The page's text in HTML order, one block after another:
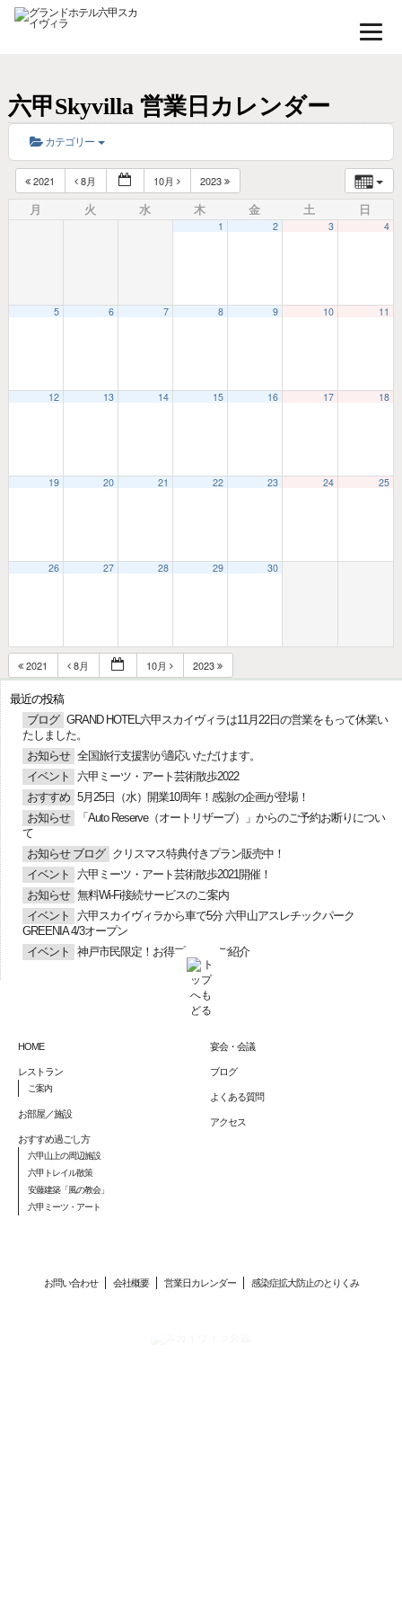
六甲Skyvilla 営業日カレンダー
カテゴリー
2021 8月 10月 2023
月 火 水 木 金 土 日
1 2 3 4
5 6 7 8 9 10 11
12 13 14 15 16 17 18
19 20 21 22 23 24 25
26 27 28 29 30
2021 8月 10月 2023
最近の投稿
ブログ GRAND HOTEL六甲スカイヴィラは11月22日の営業をもって休業い
たしました。
お知らせ 全国旅行支援割が適応いただけます。
イベント
六甲ミーツ・アート芸術散歩2022
おすすめ 5月25日（水）開業10周年！感謝の企画が登場！
お知らせ
「Auto Reserve（オートリザーブ）」からのご予約お断りについ
て
お知らせ ブログ
クリスマス特典付きプラン販売中！
イベント
六甲ミーツ・アート芸術散歩2021開催！
お知らせ 無料Wi-Fi接続サービスのご案内
イベント
六甲スカイヴィラから車で5分 六甲山アスレチックパーク
GREENIA 4/3オープン
イベント
神戸市民限定！お得プランのご紹介
HOME
レストラン
ご案内
お部屋／施設
おすすめ過ごし方
六甲山上の周辺施設
六甲トレイル散策
安藤建築「風の教会」
六甲ミーツ・アート
宴会・会議
ブログ
よくある質問
アクセス
お問い合わせ 会社概要 営業日カレンダー 感染症拡大防止のとりくみ